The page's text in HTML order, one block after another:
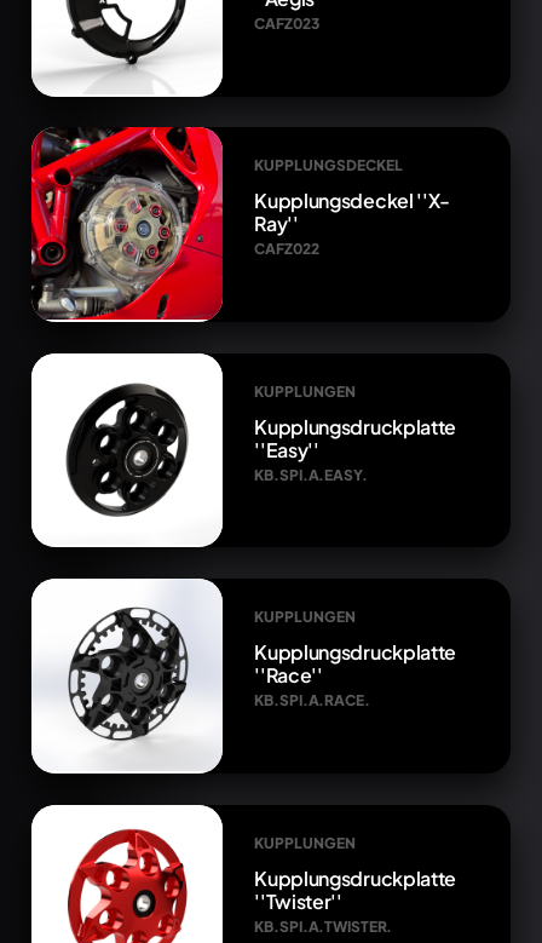
CAFZ023
KUPPLUNGSDECKEL
Kupplungsdeckel ''X-
Ray''
CAFZ022
KUPPLUNGEN
Kupplungsdruckplatte
''Easy''
KB.SPI.A.EASY.
KUPPLUNGEN
Kupplungsdruckplatte
''Race''
KB.SPI.A.RACE.
KUPPLUNGEN
Kupplungsdruckplatte
''Twister''
KB.SPI.A.TWISTER.